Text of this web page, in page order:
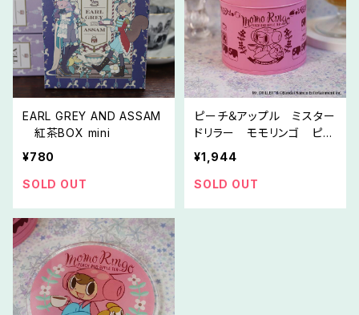
EARL GREY AND ASSAM
紅茶BOX mini
¥780
SOLD OUT
ピーチ＆アップル ミスター
ドリラー モモリンゴ ピー
チ＆アップルフレーバーティ
¥1,944
SOLD OUT